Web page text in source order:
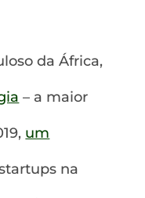
da África,
– a maior
um
na